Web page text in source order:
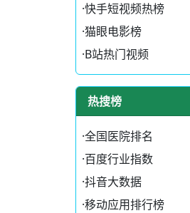
·快手短视频热榜
·猫眼电影榜
·B站热门视频
热搜榜
·全国医院排名
·百度行业指数
·抖音大数据
·移动应用排行榜